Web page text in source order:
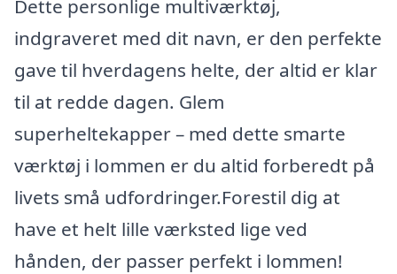
Dette personlige multiværktøj,
indgraveret med dit navn, er den perfekte
gave til hverdagens helte, der altid er klar
til at redde dagen. Glem
superheltekapper – med dette smarte
værktøj i lommen er du altid forberedt på
livets små udfordringer.Forestil dig at
have et helt lille værksted lige ved
hånden, der passer perfekt i lommen!